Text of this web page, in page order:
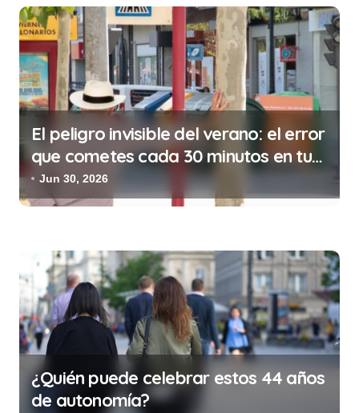
r
a
d
a
s
El peligro invisible del verano: el error
que cometes cada 30 minutos en tu
trabajo (y la ilegalidad que te puede
costar la vida)
Jun 30, 2026
¿Quién puede celebrar estos 44 años
de autonomía?